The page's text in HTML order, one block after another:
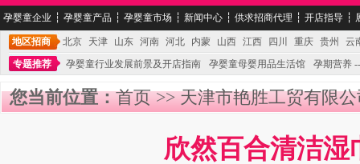
孕婴童企业 ┆ 孕婴童产品 ┆ 孕婴童市场 ┆ 新闻中心 ┆ 供求招商代理 ┆ 开店指导 ┆
地区招商 北京 天津 山东 河南 河北 内蒙 山西 江西 四川 重庆 贵州
云
专题推荐
孕婴童行业发展前景及开店指南 孕婴童母婴用品生活馆 孕期营养
您当前位置：首页>>天津市艳胜工贸有限
欣然百合清洁湿